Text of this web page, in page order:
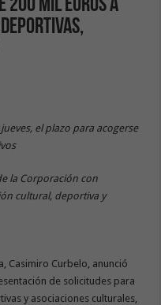
200 mil euros a
el plazo para acogerse
la Corporación con
cultural, deportiva y
Casimiro Curbelo, anunció
de solicitudes para
y asociaciones culturales,